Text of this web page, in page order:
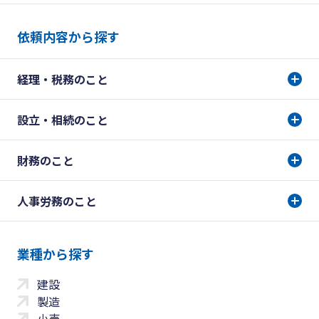
依頼内容から探す
経理・税務のこと
設立・相続のこと
財務のこと
人事労務のこと
業種から探す
建設
製造